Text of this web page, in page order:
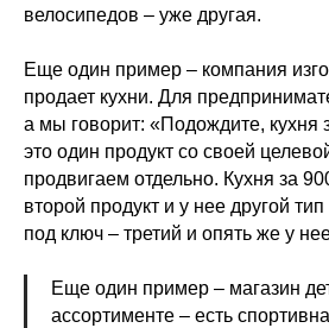
велосипедов – уже другая.
Еще один пример – компания
продает кухни. Для
а мы говорит: «Подождите, кухня
это один продукт со своей
продвигаем отдельно. Кухня за
второй продукт и у нее другой
под ключ – третий и опять же у
Еще один пример – магазин
ассортименте – есть